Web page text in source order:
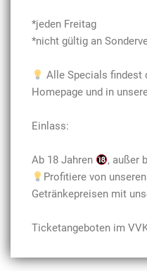
*jeden Freitag
*nicht gültig an
Alle Specials findest
Homepage und in
Einlass:
Ab 18 Jahren
, außer
Profitiere von
Getränkepreisen mit
Ticketangeboten im